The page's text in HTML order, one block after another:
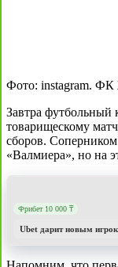
Фото: instagram. ФК
Завтра футбольный
товарищескому
сборов.
«Валмиера», но на
Фрибет 10 000 ₸
Ubet дарит новым